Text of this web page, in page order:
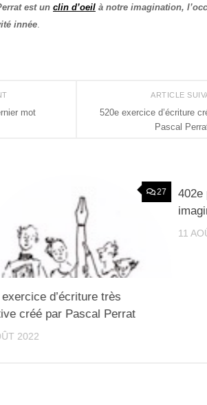
est un clin d’oeil à notre imagination,
innée
ARTICLE
520e exercice d’écriture
Pascal
mot
27
exercice d’écriture très
créé par Pascal Perrat
2022
402e
11